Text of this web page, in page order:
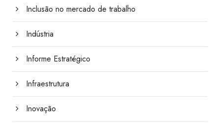
Inclusão no mercado de trabalho
Indústria
Informe Estratégico
Infraestrutura
Inovação